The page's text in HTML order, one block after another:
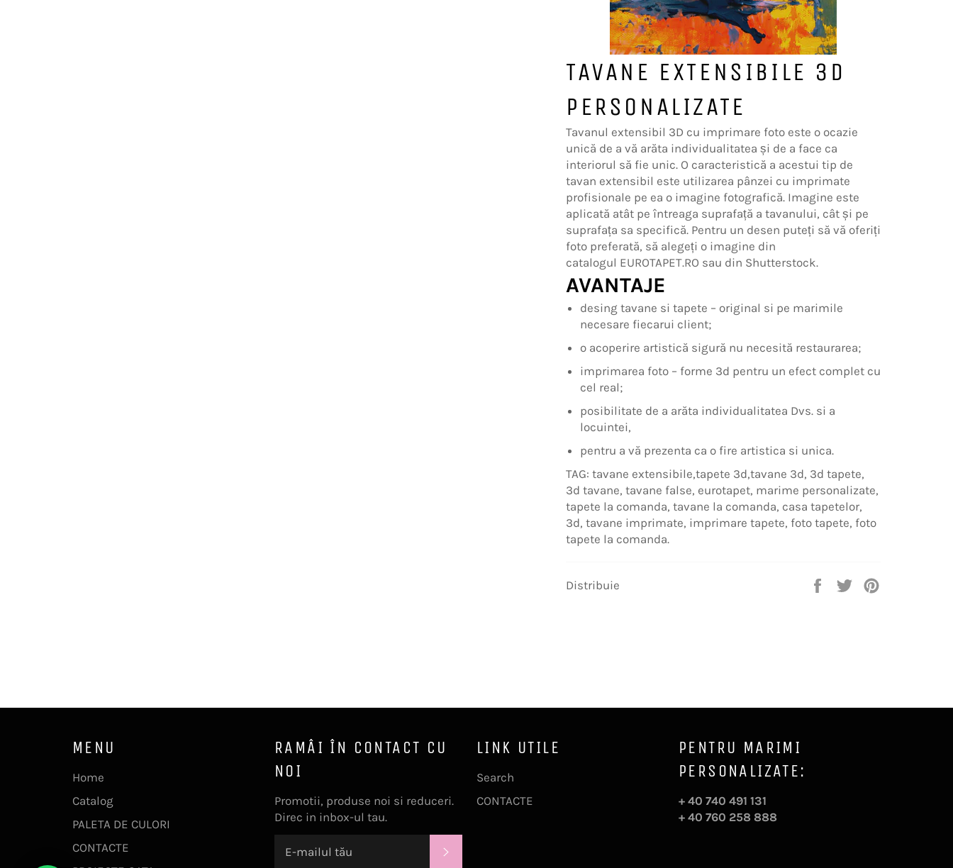
TAVANE EXTENSIBILE 3D
PERSONALIZATE
Tavanul extensibil 3D cu imprimare foto este o ocazie
unică de a vă arăta individualitatea și de a face ca
interiorul să fie unic. O caracteristică a acestui tip de
tavan extensibil este utilizarea pânzei cu imprimate
profisionale pe ea o imagine fotografică. Imagine este
aplicată atât pe întreaga suprafață a tavanului, cât și pe
suprafața sa specifică. Pentru un desen puteți să vă oferiți
foto preferată, să alegeți o imagine din
catalogul EUROTAPET.RO sau din Shutterstock.
AVANTAJE
desing tavane si tapete – original si pe marimile
necesare fiecarui client;
o acoperire artistică sigură nu necesită restaurarea;
imprimarea foto – forme 3d pentru un efect complet cu
cel real;
posibilitate de a arăta individualitatea Dvs. si a
locuintei,
pentru a vă prezenta ca o fire artistica si unica.
TAG: tavane extensibile,tapete 3d,tavane 3d, 3d tapete,
3d tavane, tavane false, eurotapet, marime personalizate,
tapete la comanda, tavane la comanda, casa tapetelor,
3d, tavane imprimate, imprimare tapete, foto tapete, foto
tapete la comanda.
Distribuie
Distribuie
Trimite
MENU
Home
Catalog
PALETA DE CULORI
CONTACTE
RAMÂI ÎN CONTACT CU
NOI
Promotii, produse noi si reduceri.
Direc in inbox-ul tau.
LINK UTILE
Search
CONTACTE
PENTRU MARIMI
PERSONALIZATE:
+ 40 740 491 131
+ 40 760 258 888